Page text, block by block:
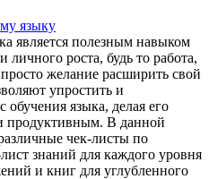
языку
является полезным навыком
личного роста, будь то работа,
желание расширить свой
упростить и
обучения языка, делая его
продуктивным. В данной
чек-листы по
знаний для каждого уровня
и книг для углубленного